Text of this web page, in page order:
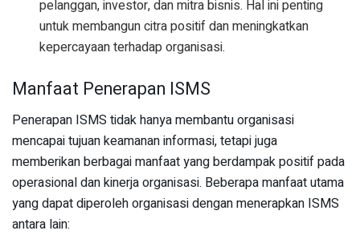
pelanggan, investor, dan mitra bisnis. Hal ini penting
untuk membangun citra positif dan meningkatkan
kepercayaan terhadap organisasi.
Manfaat Penerapan ISMS
Penerapan ISMS tidak hanya membantu organisasi
mencapai tujuan keamanan informasi, tetapi juga
memberikan berbagai manfaat yang berdampak positif pada
operasional dan kinerja organisasi. Beberapa manfaat utama
yang dapat diperoleh organisasi dengan menerapkan ISMS
antara lain: